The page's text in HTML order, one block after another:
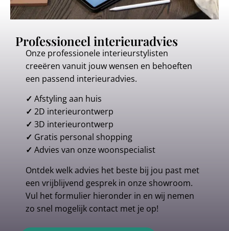
Professioneel interieuradvies
Onze professionele interieurstylisten
creeëren vanuit jouw wensen en behoeften
een passend interieuradvies.
✓ Afstyling aan huis
✓ 2D interieurontwerp
✓ 3D interieurontwerp
✓ Gratis personal shopping
✓ Advies van onze woonspecialist
Ontdek welk advies het beste bij jou past met
een vrijblijvend gesprek in onze showroom.
Vul het formulier hieronder in en wij nemen
zo snel mogelijk contact met je op!